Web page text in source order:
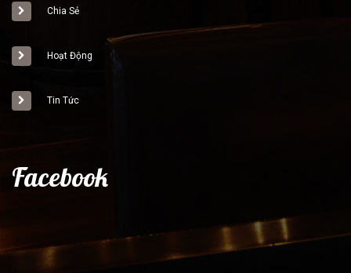
Chia Sẻ
Hoạt Động
Tin Tức
Facebook